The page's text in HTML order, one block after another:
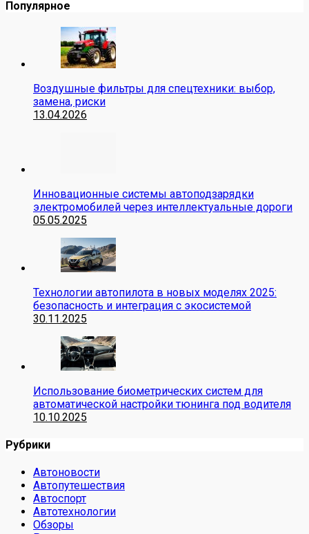
Популярное
Воздушные фильтры для спецтехники: выбор,
замена, риски
13.04.2026
Инновационные системы автоподзарядки
электромобилей через интеллектуальные дороги
05.05.2025
Технологии автопилота в новых моделях 2025:
безопасность и интеграция с экосистемой
30.11.2025
Использование биометрических систем для
автоматической настройки тюнинга под водителя
10.10.2025
Рубрики
Автоновости
Автопутешествия
Автоспорт
Автотехнологии
Обзоры